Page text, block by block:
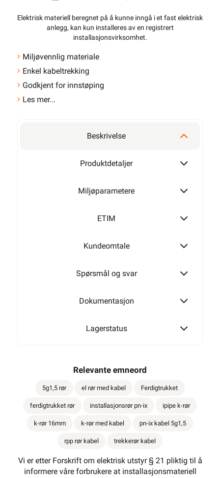
Elektrisk materiell beregnet på å kunne inngå i et fast elektrisk
anlegg, kan kun installeres av en registrert
installasjonsvirksomhet.
Miljøvennlig materiale
Enkel kabeltrekking
Godkjent for innstøping
Les mer...
Beskrivelse
Produktdetaljer
Miljøparametere
ETIM
Kundeomtale
Spørsmål og svar
Dokumentasjon
Lagerstatus
Relevante emneord
5g1,5 rør el rør med kabel Ferdigtrukket
ferdigtrukket rør installasjonsrør pn-ix ipipe k-rør
k-rør 16mm k-rør med kabel pn-ix kabel 5g1,5
rpp rør kabel trekkerør kabel
Vi er etter Forskrift om elektrisk utstyr § 21 pliktig til å
informere våre forbrukere at installasjonsmateriell